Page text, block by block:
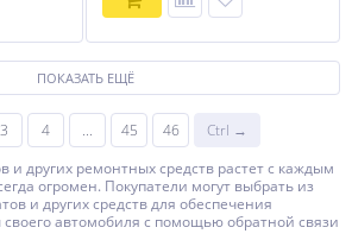
ПОКАЗАТЬ ЕЩЁ
3 4 ... 45 46
Ctrl →
и других ремонтных средств растет с каждым
огромен. Покупатели могут выбрать из
и других средств для обеспечения
автомобиля с помощью обратной связи